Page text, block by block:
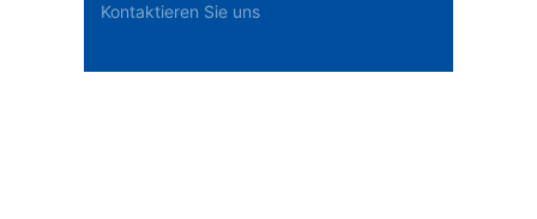
Kontaktieren Sie uns